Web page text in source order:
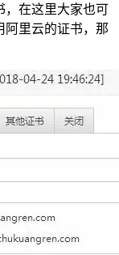
，在这里大家也可
阿里云的证书，那